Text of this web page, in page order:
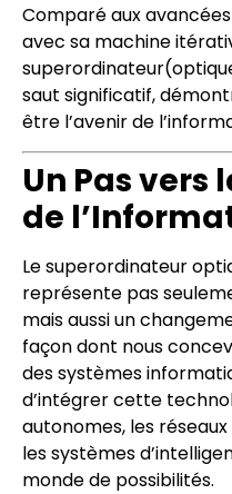
Comparé aux
avec sa machine
saut significatif,
être l’avenir de
Un Pas vers
de
Le superordinateur
représente pas
mais aussi un
façon dont nous
des systèmes
d’intégrer cette
autonomes, les
les systèmes
monde de possibilités.